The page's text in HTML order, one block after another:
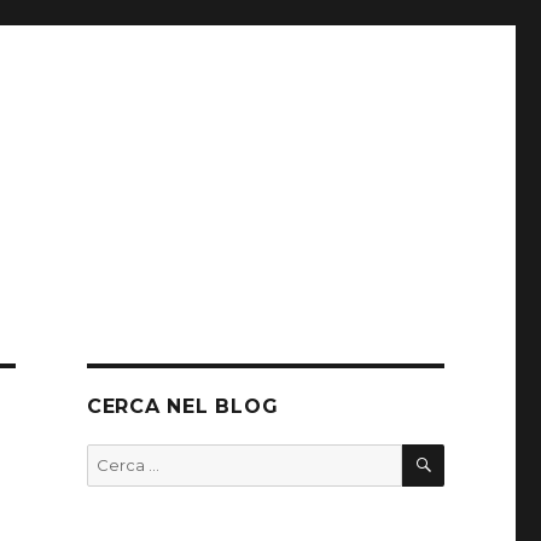
CERCA NEL BLOG
Cerca: CERCA